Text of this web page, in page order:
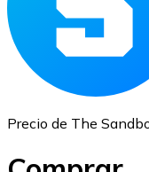
ETH
Precio de The